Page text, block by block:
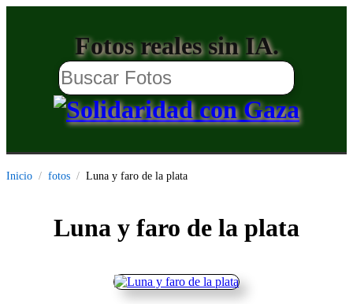
Fotos reales sin IA.
Inicio fotos Luna y faro de la plata
Luna y faro de la plata